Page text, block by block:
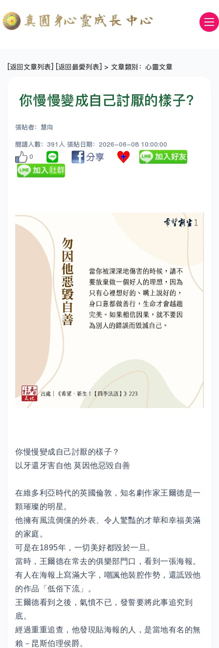
[返回文章列表] [返回最愛列表] > 文章類別：心靈文章
你慢慢變成自己討厭的樣子？
張貼者：慧向
閱讀人數：391人 張貼日期：2026-06-08 10:00:00
0
你慢慢變成自己討厭的樣子？
以牙還牙害自他 莫因他惡毀自善
在維多利亞時代的英國倫敦，知名劇作家王爾德是一
顆璀璨的明星。
他擁有風流倜儻的外表、令人驚豔的才華和幸福美滿
的家庭。
可是在1895年，一切美好都毀於一旦。
當時，王爾德在常去的俱樂部門口，看到一張海報。
有人在海報上寫滿大字，嘲諷他裝腔作勢，還詆毀他
的作品「低俗下流」。
王爾德看到之後，氣憤不已，發誓要將此事追究到
底。
經過重重追查，他發現貼海報的人，是當地有名的無
賴－昆斯伯理侯爵。